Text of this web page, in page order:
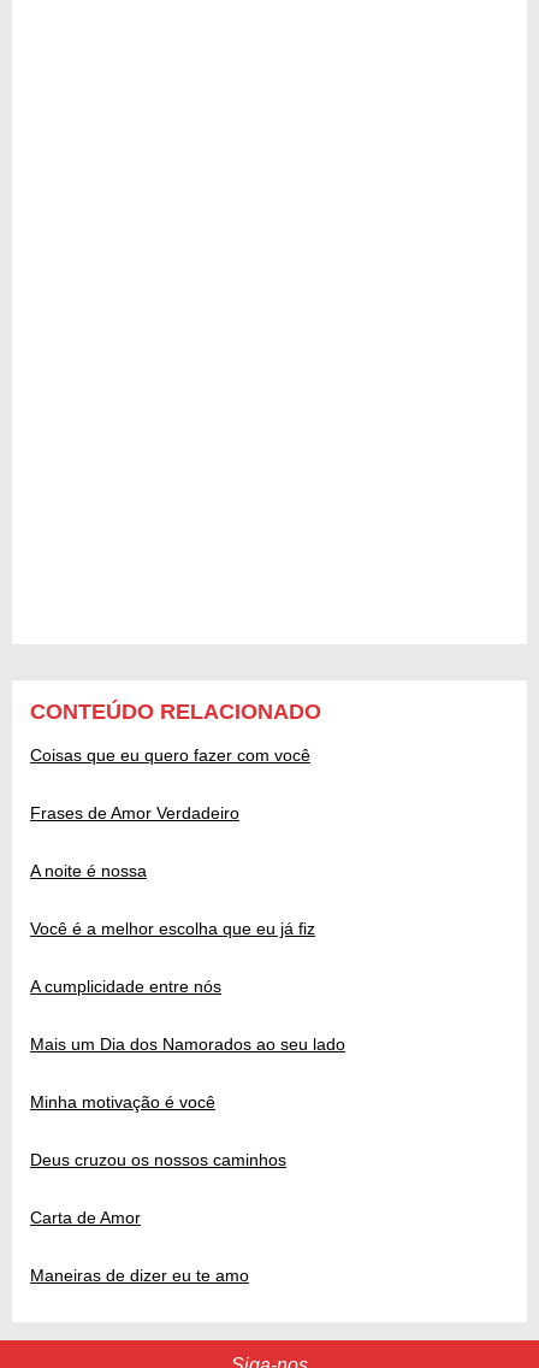
CONTEÚDO RELACIONADO
Coisas que eu quero fazer com você
Frases de Amor Verdadeiro
A noite é nossa
Você é a melhor escolha que eu já fiz
A cumplicidade entre nós
Mais um Dia dos Namorados ao seu lado
Minha motivação é você
Deus cruzou os nossos caminhos
Carta de Amor
Maneiras de dizer eu te amo